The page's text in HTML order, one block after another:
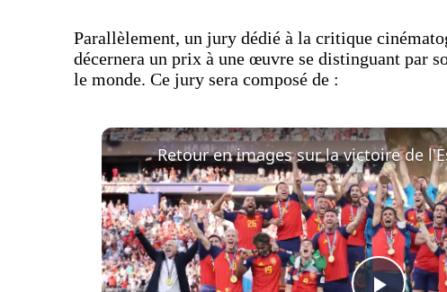
Parallèlement, un jury dédié à la critique
décernera un prix à une œuvre se distinguant par
le monde. Ce jury sera composé de :